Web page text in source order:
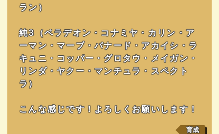
ラン）
純3（ベラデオン・コナミヤ・カリン・ア
ーマン・マーブ・バナード・アカイシ・ラ
キュニ・コッパー・グロタウ・メイガン・
リンダ・ヤクー・マンチュラ・スペクト
ラ）
こんな感じです！よろしくお願いします！
育成